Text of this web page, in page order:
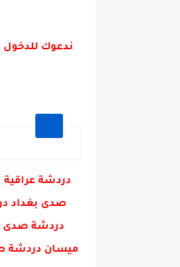
ندعوك
دردشة
صدى بغداد
دردشة صدى
ميسان دردشة